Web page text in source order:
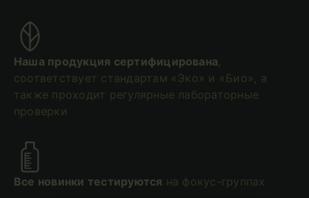
Наша продукция сертифицирована
соответствует стандартам «Эко» и «Био», а
также проходит регулярные лабораторные
проверки
Все новинки тестируются на фокус-группах